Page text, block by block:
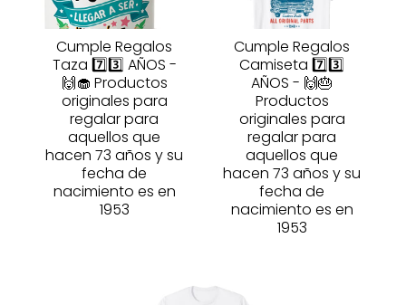
Cumple Regalos
Taza 7️⃣3️⃣ AÑOS -
🙌🧁 Productos
originales para
regalar para
aquellos que
hacen 73 años y su
fecha de
nacimiento es en
1953
Cumple Regalos
Camiseta 7️⃣3️⃣
AÑOS - 🙌🎂
Productos
originales para
regalar para
aquellos que
hacen 73 años y su
fecha de
nacimiento es en
1953